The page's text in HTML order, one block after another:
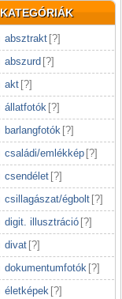
KATEGÓRIÁK
absztrakt [?]
abszurd [?]
akt [?]
állatfotók [?]
barlangfotók [?]
családi/emlékkép [?]
csendélet [?]
csillagászat/égbolt [?]
digit. illusztráció [?]
divat [?]
dokumentumfotók [?]
életképek [?]